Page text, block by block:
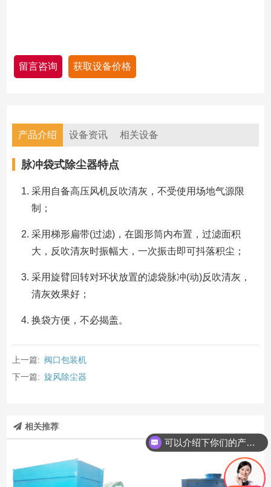
留言咨询 获取设备价格
产品介绍 设备资讯 相关设备
脉冲袋式除尘器特点
采用自备高压风机反吹清灰，不受使用场地气源限
制；
采用梯形扁带(过滤)，在圆形筒内布置，过滤面积
大，反吹清灰时振幅大，一次振击即可抖落积尘；
采用旋臂回转对环状放置的滤袋脉冲(动)反吹清灰，
清灰效果好；
换袋方便，不必揭盖。
上一篇: 阀口包装机
下一篇: 旋风除尘器
相关推荐
可以介绍下你们的产品么？